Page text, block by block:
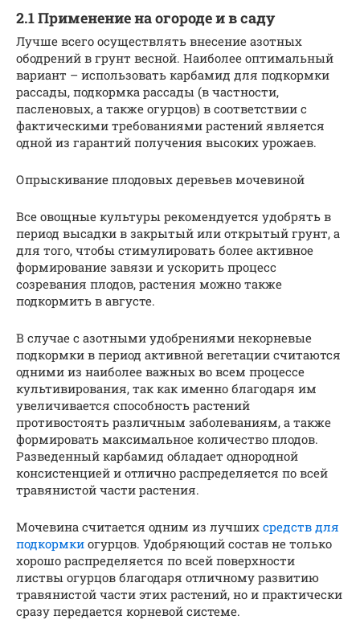
2.1 Применение на огороде и в саду
Лучше всего осуществлять внесение азотных
ободрений в грунт весной. Наиболее оптимальный
вариант – использовать карбамид для подкормки
рассады, подкормка рассады (в частности,
пасленовых, а также огурцов) в соответствии с
фактическими требованиями растений является
одной из гарантий получения высоких урожаев.
Опрыскивание плодовых деревьев мочевиной
Все овощные культуры рекомендуется удобрять в
период высадки в закрытый или открытый грунт, а
для того, чтобы стимулировать более активное
формирование завязи и ускорить процесс
созревания плодов, растения можно также
подкормить в августе.
В случае с азотными удобрениями некорневые
подкормки в период активной вегетации считаются
одними из наиболее важных во всем процессе
культивирования, так как именно благодаря им
увеличивается способность растений
противостоять различным заболеваниям, а также
формировать максимальное количество плодов.
Разведенный карбамид обладает однородной
консистенцией и отлично распределяется по всей
травянистой части растения.
Мочевина считается одним из лучших средств для
подкормки огурцов. Удобряющий состав не только
хорошо распределяется по всей поверхности
листвы огурцов благодаря отличному развитию
травянистой части этих растений, но и практически
сразу передается корневой системе.